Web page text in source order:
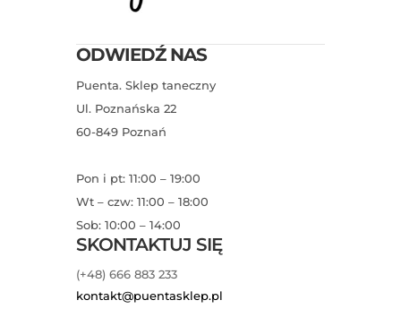
ODWIEDŹ NAS
Puenta. Sklep taneczny
Ul. Poznańska 22
60-849 Poznań
Pon i pt: 11:00 – 19:00
Wt – czw: 11:00 – 18:00
Sob: 10:00 – 14:00
SKONTAKTUJ SIĘ
(+48) 666 883 233
kontakt@puentasklep.pl